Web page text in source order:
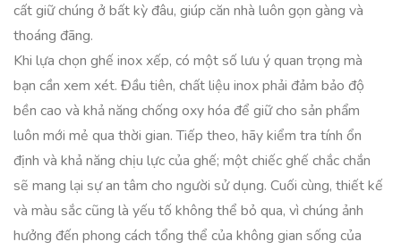
cất giữ chúng ở bất kỳ đâu, giúp căn nhà luôn gọn gàng và
thoáng đãng.
Khi lựa chọn ghế inox xếp, có một số lưu ý quan trọng mà
bạn cần xem xét. Đầu tiên, chất liệu inox phải đảm bảo độ
bền cao và khả năng chống oxy hóa để giữ cho sản phẩm
luôn mới mẻ qua thời gian. Tiếp theo, hãy kiểm tra tính ổn
định và khả năng chịu lực của ghế; một chiếc ghế chắc chắn
sẽ mang lại sự an tâm cho người sử dụng. Cuối cùng, thiết kế
và màu sắc cũng là yếu tố không thể bỏ qua, vì chúng ảnh
hưởng đến phong cách tổng thể của không gian sống của